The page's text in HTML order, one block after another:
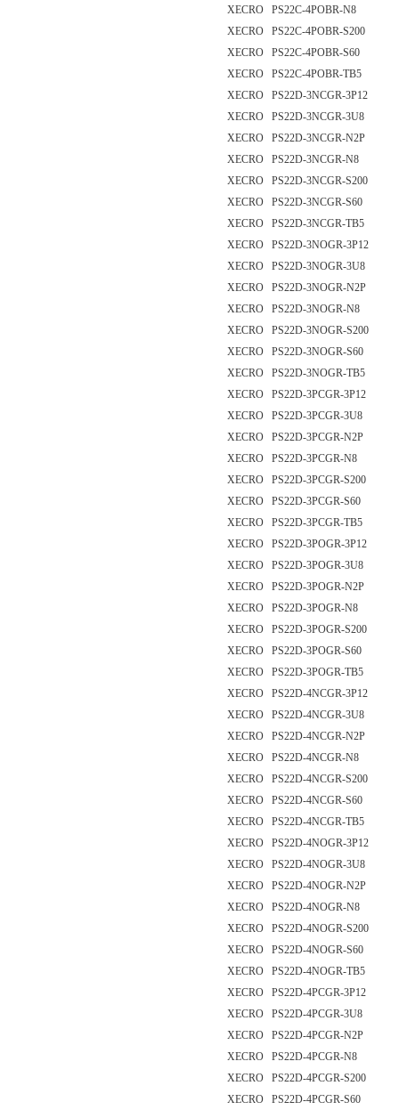
XECRO PS22C-4POBR-N8
XECRO PS22C-4POBR-S200
XECRO PS22C-4POBR-S60
XECRO PS22C-4POBR-TB5
XECRO PS22D-3NCGR-3P12
XECRO PS22D-3NCGR-3U8
XECRO PS22D-3NCGR-N2P
XECRO PS22D-3NCGR-N8
XECRO PS22D-3NCGR-S200
XECRO PS22D-3NCGR-S60
XECRO PS22D-3NCGR-TB5
XECRO PS22D-3NOGR-3P12
XECRO PS22D-3NOGR-3U8
XECRO PS22D-3NOGR-N2P
XECRO PS22D-3NOGR-N8
XECRO PS22D-3NOGR-S200
XECRO PS22D-3NOGR-S60
XECRO PS22D-3NOGR-TB5
XECRO PS22D-3PCGR-3P12
XECRO PS22D-3PCGR-3U8
XECRO PS22D-3PCGR-N2P
XECRO PS22D-3PCGR-N8
XECRO PS22D-3PCGR-S200
XECRO PS22D-3PCGR-S60
XECRO PS22D-3PCGR-TB5
XECRO PS22D-3POGR-3P12
XECRO PS22D-3POGR-3U8
XECRO PS22D-3POGR-N2P
XECRO PS22D-3POGR-N8
XECRO PS22D-3POGR-S200
XECRO PS22D-3POGR-S60
XECRO PS22D-3POGR-TB5
XECRO PS22D-4NCGR-3P12
XECRO PS22D-4NCGR-3U8
XECRO PS22D-4NCGR-N2P
XECRO PS22D-4NCGR-N8
XECRO PS22D-4NCGR-S200
XECRO PS22D-4NCGR-S60
XECRO PS22D-4NCGR-TB5
XECRO PS22D-4NOGR-3P12
XECRO PS22D-4NOGR-3U8
XECRO PS22D-4NOGR-N2P
XECRO PS22D-4NOGR-N8
XECRO PS22D-4NOGR-S200
XECRO PS22D-4NOGR-S60
XECRO PS22D-4NOGR-TB5
XECRO PS22D-4PCGR-3P12
XECRO PS22D-4PCGR-3U8
XECRO PS22D-4PCGR-N2P
XECRO PS22D-4PCGR-N8
XECRO PS22D-4PCGR-S200
XECRO PS22D-4PCGR-S60